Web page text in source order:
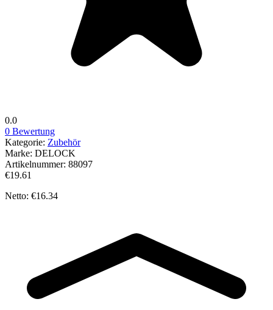
0.0
0 Bewertung
Kategorie: Zubehör
Marke: DELOCK
Artikelnummer: 88097
€19.61
Netto: €16.34